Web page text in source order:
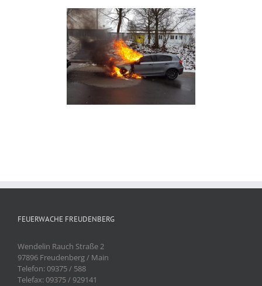
FEUERWACHE FREUDENBERG
Wendelin Rauch Straße 2
97896 Freudenberg / Main
Telefon: 09375 / 588
Telefax: 09375 / 929141